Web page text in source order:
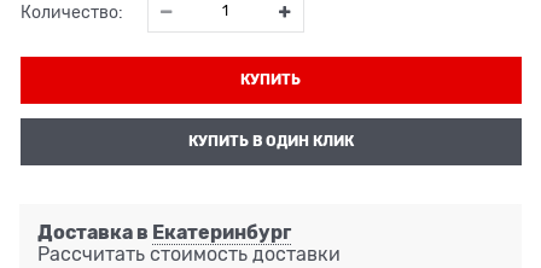
Количество:
КУПИТЬ
КУПИТЬ В ОДИН КЛИК
Доставка в Екатеринбург
Рассчитать стоимость доставки